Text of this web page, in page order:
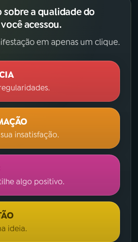
sobre a qualidade do
acessou.
em apenas um clique.
insatisfação.
algo positivo.
ideia.